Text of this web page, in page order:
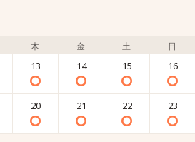
木 金 土 日
13 14 15 16
20 21 22 23